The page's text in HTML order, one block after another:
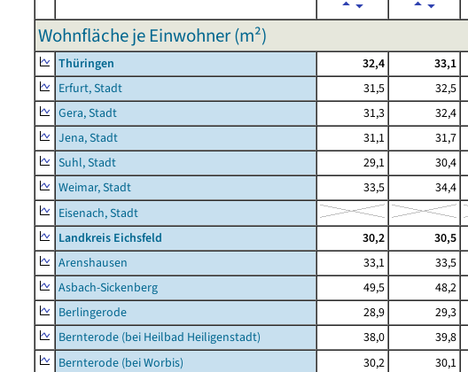
Wohnfläche je Einwohner (m²)
Thüringen 32,4 33,1
Erfurt, Stadt
31,5 32,5
Gera, Stadt
31,3 32,4
Jena, Stadt
31,1 31,7
Suhl, Stadt
29,1 30,4
Weimar, Stadt
33,5 34,4
Eisenach, Stadt
Landkreis Eichsfeld
30,2 30,5
Arenshausen
33,1 33,5
Asbach-Sickenberg
49,5 48,2
Berlingerode
28,9 29,3
Bernterode (bei Heilbad Heiligenstadt)
38,0 39,8
Bernterode (bei Worbis)
30,2 30,1